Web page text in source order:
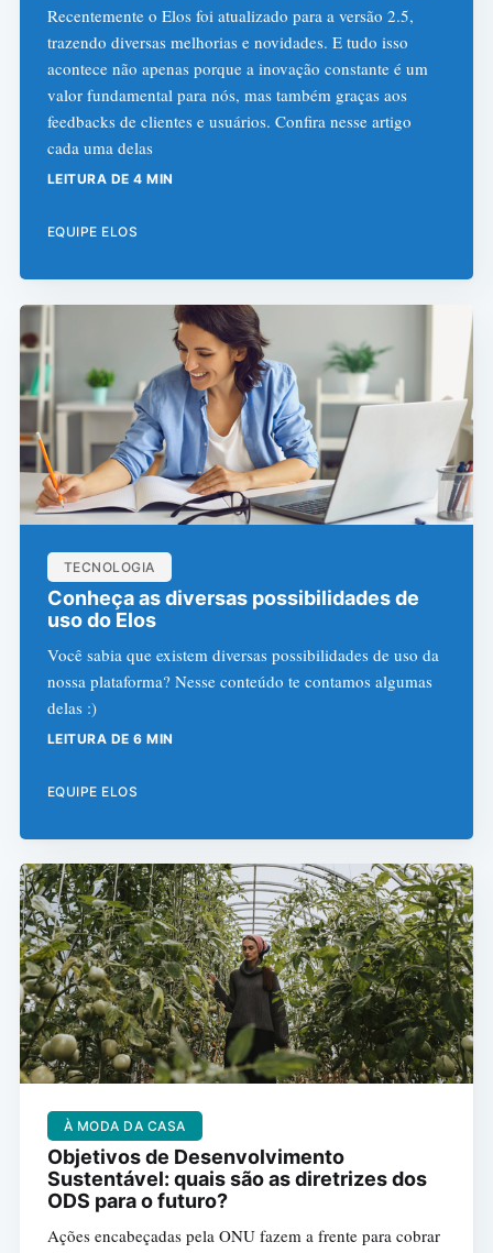
Recentemente o Elos foi atualizado para a versão 2.5,
trazendo diversas melhorias e novidades. E tudo isso
acontece não apenas porque a inovação constante é um
valor fundamental para nós, mas também graças aos
feedbacks de clientes e usuários. Confira nesse artigo
cada uma delas
LEITURA DE 4 MIN
EQUIPE ELOS
TECNOLOGIA
Conheça as diversas possibilidades de
uso do Elos
Você sabia que existem diversas possibilidades de uso da
nossa plataforma? Nesse conteúdo te contamos algumas
delas :)
LEITURA DE 6 MIN
EQUIPE ELOS
À MODA DA CASA
Objetivos de Desenvolvimento
Sustentável: quais são as diretrizes dos
ODS para o futuro?
Ações encabeçadas pela ONU fazem a frente para cobrar